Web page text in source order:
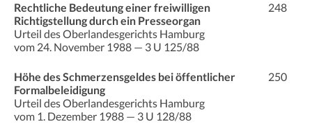
Rechtliche Bedeutung einer freiwilligen
Richtigstellung durch ein Presseorgan
Urteil des Oberlandesgerichts Hamburg
vom 24. November 1988 — 3 U 125/88
248
Höhe des Schmerzensgeldes bei öffentlicher
Formalbeleidigung
Urteil des Oberlandesgerichts Hamburg
vom 1. Dezember 1988 — 3 U 128/88
250